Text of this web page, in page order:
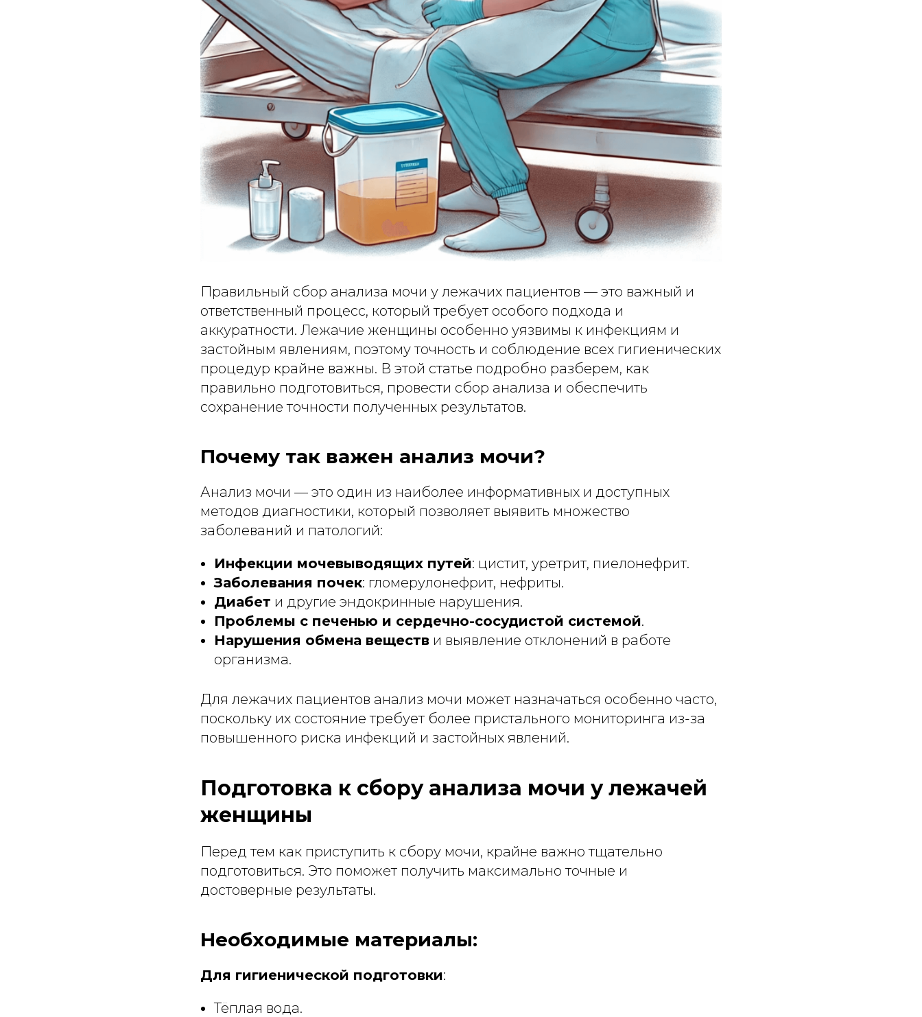
Правильный сбор анализа мочи у лежачих пациентов — это важный и
ответственный процесс, который требует особого подхода и
аккуратности. Лежачие женщины особенно уязвимы к инфекциям и
застойным явлениям, поэтому точность и соблюдение всех гигиенических
процедур крайне важны. В этой статье подробно разберем, как
правильно подготовиться, провести сбор анализа и обеспечить
сохранение точности полученных результатов.
Почему так важен анализ мочи?
Анализ мочи — это один из наиболее информативных и доступных
методов диагностики, который позволяет выявить множество
заболеваний и патологий:
Инфекции мочевыводящих путей: цистит, уретрит, пиелонефрит.
Заболевания почек: гломерулонефрит, нефриты.
Диабет и другие эндокринные нарушения.
Проблемы с печенью и сердечно-сосудистой системой.
Нарушения обмена веществ и выявление отклонений в работе
организма.
Для лежачих пациентов анализ мочи может назначаться особенно часто,
поскольку их состояние требует более пристального мониторинга из-за
повышенного риска инфекций и застойных явлений.
Подготовка к сбору анализа мочи у лежачей
женщины
Перед тем как приступить к сбору мочи, крайне важно тщательно
подготовиться. Это поможет получить максимально точные и
достоверные результаты.
Необходимые материалы:
Для гигиенической подготовки:
Тёплая вода.